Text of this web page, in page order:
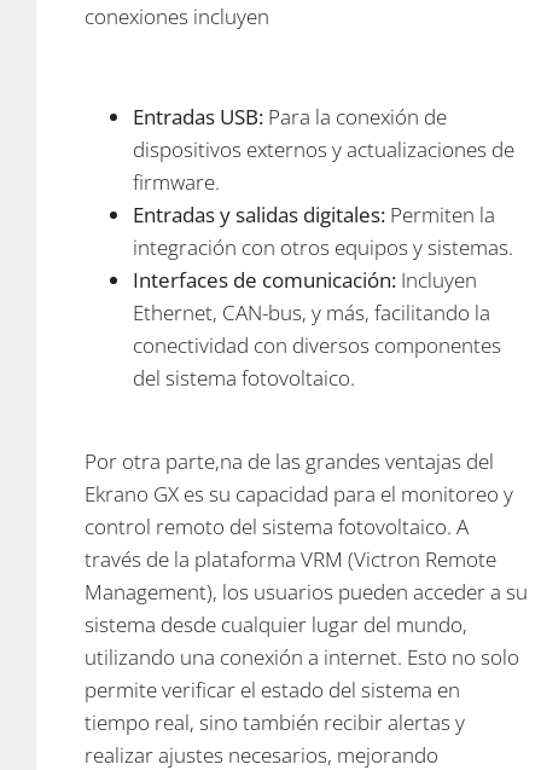
conexiones incluyen
Entradas USB: Para la conexión de
dispositivos externos y actualizaciones de
firmware.
Entradas y salidas digitales: Permiten la
integración con otros equipos y sistemas.
Interfaces de comunicación: Incluyen
Ethernet, CAN-bus, y más, facilitando la
conectividad con diversos componentes
del sistema fotovoltaico.
Por otra parte,na de las grandes ventajas del
Ekrano GX es su capacidad para el monitoreo y
control remoto del sistema fotovoltaico. A
través de la plataforma VRM (Victron Remote
Management), los usuarios pueden acceder a su
sistema desde cualquier lugar del mundo,
utilizando una conexión a internet. Esto no solo
permite verificar el estado del sistema en
tiempo real, sino también recibir alertas y
realizar ajustes necesarios, mejorando